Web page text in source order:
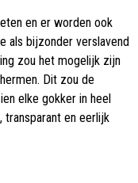
en er worden ook
als bijzonder verslavend
zou het mogelijk zijn
Dit zou de
elke gokker in heel
transparant en eerlijk